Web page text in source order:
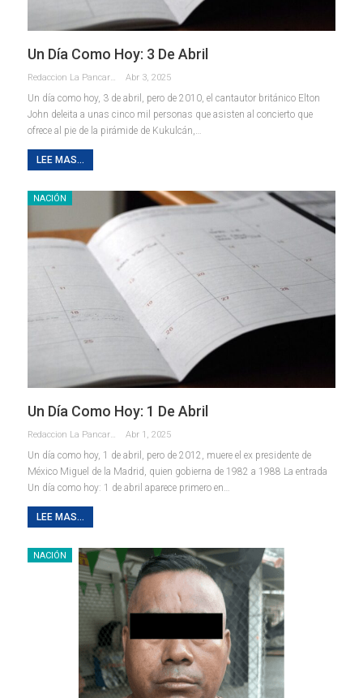
Un Día Como Hoy: 3 De Abril
Redaccion La Pancarta De Quintana Roo Abr 3, 2025
Un día como hoy, 3 de abril, pero de 2010, el cantautor británico Elton
John deleita a unas cinco mil personas que asisten al concierto que
ofrece al pie de la pirámide de Kukulcán,…
LEE MAS...
NACIÓN
Un Día Como Hoy: 1 De Abril
Redaccion La Pancarta De Quintana Roo Abr 1, 2025
Un día como hoy, 1 de abril, pero de 2012, muere el ex presidente de
México Miguel de la Madrid, quien gobierna de 1982 a 1988 La entrada
Un día como hoy: 1 de abril aparece primero en…
LEE MAS...
NACIÓN